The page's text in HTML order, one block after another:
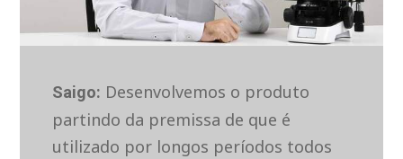
Saigo: Desenvolvemos o produto
partindo da premissa de que é
utilizado por longos períodos todos